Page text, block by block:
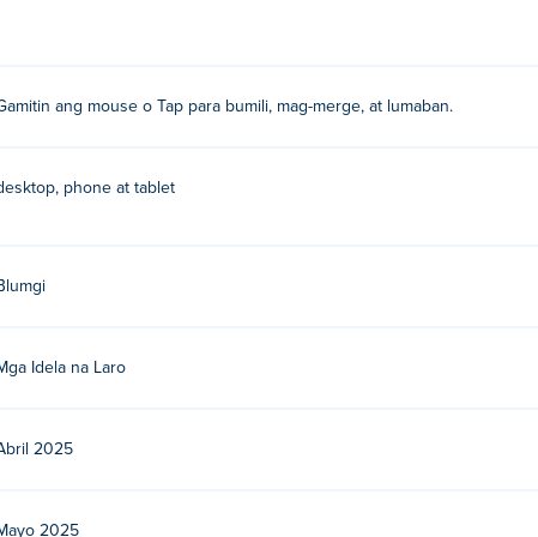
ang iba pa nilang mga laro Poki:
libre sa Poki.
ang mouse o Tap para bumili, mag-merge, at lumaban.
phone at tablet
Idela na Laro
2025
2025